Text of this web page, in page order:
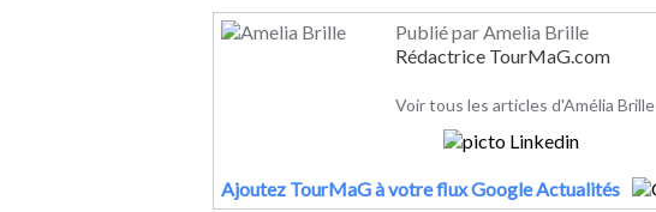
Publié par Amelia Brille
Rédactrice TourMaG.com
Voir tous les articles d'Amélia Brille
Ajoutez TourMaG à votre flux Google Actualités